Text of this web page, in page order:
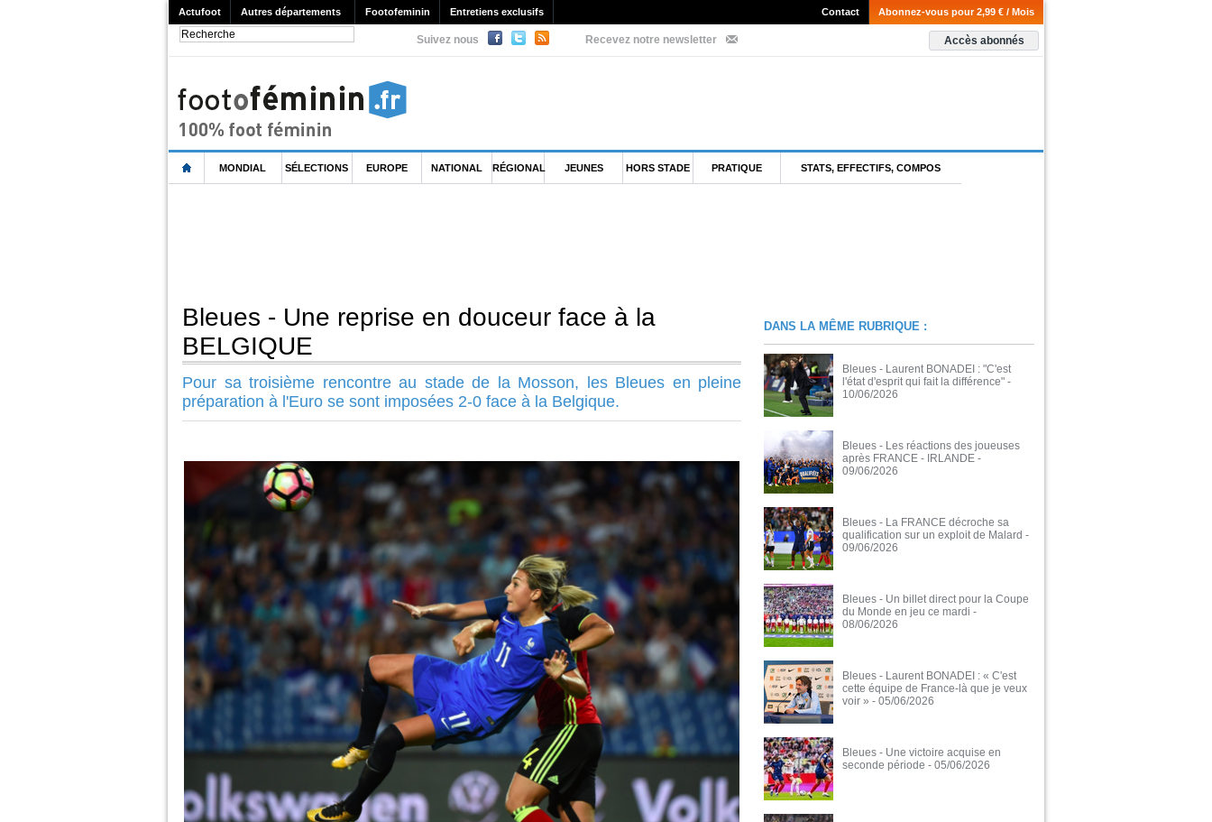
Actufoot Autres départements Footofeminin Entretiens exclusifs Abonnez-vous pour 2,99 € / Mois
Contact
Suivez nous Recevez notre newsletter Accès abonnés
MONDIAL SÉLECTIONS EUROPE NATIONAL RÉGIONAL JEUNES HORS STADE PRATIQUE STATS, EFFECTIFS, COMPOS
Bleues - Une reprise en douceur face à la
BELGIQUE
Pour sa troisième rencontre au stade de la Mosson, les Bleues en pleine
préparation à l'Euro se sont imposées 2-0 face à la Belgique.
DANS LA MÊME RUBRIQUE :
Bleues - Laurent BONADEI : "C'est
l'état d'esprit qui fait la différence" -
10/06/2026
Bleues - Les réactions des joueuses
après FRANCE - IRLANDE -
09/06/2026
Bleues - La FRANCE décroche sa
qualification sur un exploit de Malard -
09/06/2026
Bleues - Un billet direct pour la Coupe
du Monde en jeu ce mardi -
08/06/2026
Bleues - Laurent BONADEI : « C'est
cette équipe de France-là que je veux
voir » - 05/06/2026
Bleues - Une victoire acquise en
seconde période - 05/06/2026